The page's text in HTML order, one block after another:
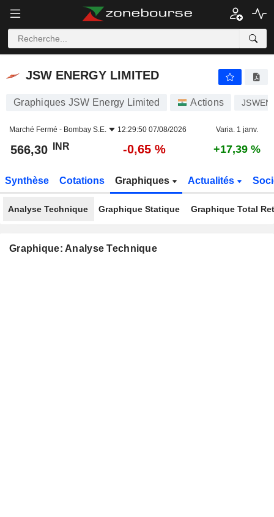
JSW ENERGY LIMITED
JSW ENERGY LIMITED
Graphiques JSW Energy Limited Actions
Marché Fermé - Bombay S.E. 12:29:50 07/08/2026 Varia. 1 janv.
566,30 INR -0,65 % +17,39 %
Synthèse Cotations Graphiques Actualités
Analyse Technique Graphique Statique Graphique Total
Graphique: Analyse Technique